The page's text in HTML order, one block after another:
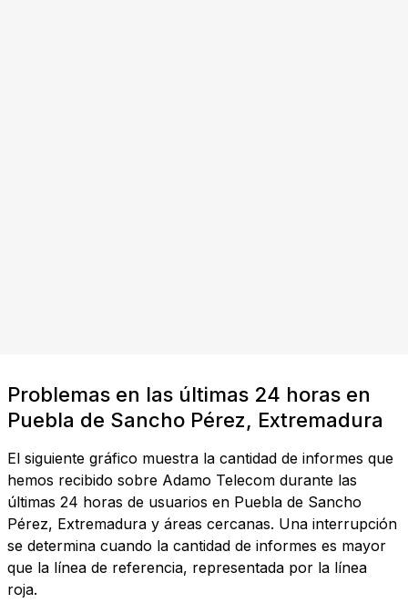
Problemas en las últimas 24 horas en
Puebla de Sancho Pérez, Extremadura
El siguiente gráfico muestra la cantidad de informes que
hemos recibido sobre Adamo Telecom durante las
últimas 24 horas de usuarios en Puebla de Sancho
Pérez, Extremadura y áreas cercanas. Una interrupción
se determina cuando la cantidad de informes es mayor
que la línea de referencia, representada por la línea
roja.